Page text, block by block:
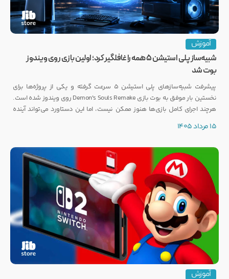
آموزش
شبیه‌ساز پلی استیشن ۵ همه را غافلگیر کرد؛ اولین بازی روی ویندوز
بوت شد
پیشرفت شبیه‌سازهای پلی استیشن ۵ سرعت گرفته و یکی از پروژه‌ها برای
نخستین بار موفق به بوت بازی Demon's Souls Remake روی ویندوز شده است.
هرچند اجرای کامل بازی‌ها هنوز ممکن نیست، اما این دستاورد می‌تواند آینده
15 مرداد 1405
آموزش